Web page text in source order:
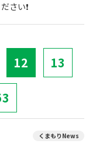
さい❗
12 13
くまもりNews